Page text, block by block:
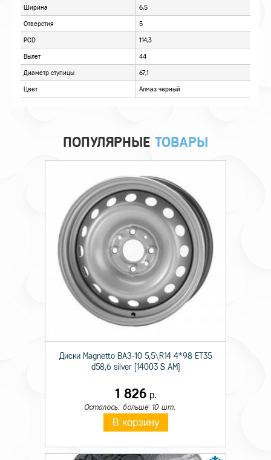
Технические характеристики
Монтажный диаметр
ПОПУЛЯРНЫЕ ТОВАРЫ
Диски Magnetto ВАЗ-10 5,5\R14 4*98 ET35
d58,6 silver [14003 S AM]
1 826р.
Осталось: больше 10 шт.
В корзину